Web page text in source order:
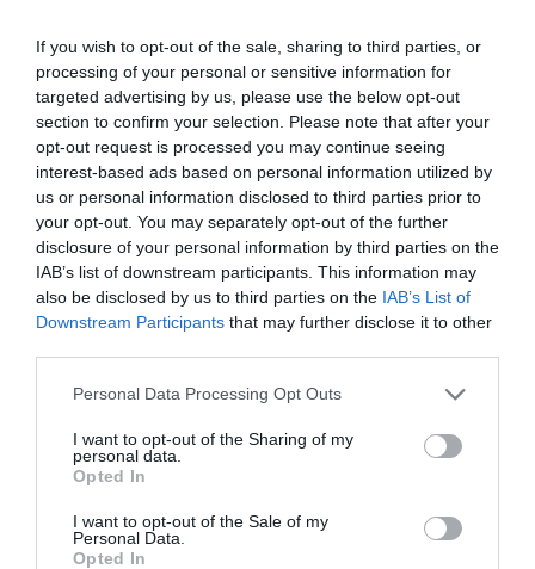
If you wish to opt-out of the sale, sharing to third parties, or
processing of your personal or sensitive information for
targeted advertising by us, please use the below opt-out
section to confirm your selection. Please note that after your
opt-out request is processed you may continue seeing
interest-based ads based on personal information utilized by
us or personal information disclosed to third parties prior to
your opt-out. You may separately opt-out of the further
disclosure of your personal information by third parties on the
IAB’s list of downstream participants. This information may
also be disclosed by us to third parties on the IAB’s List of
Downstream Participants that may further disclose it to other
Please note that this website/app uses one or more Google
not limited to your visit or usage behaviour. You may click to
grant or deny consent to Google and its third-party tags to
use your data for below specified purposes in below Google
consent section.
Personal Data Processing Opt Outs
I want to opt-out of the Sharing of my
personal data.
Opted In
I want to opt-out of the Sale of my
Personal Data.
Opted In
Προτεινόμενα άρθρα